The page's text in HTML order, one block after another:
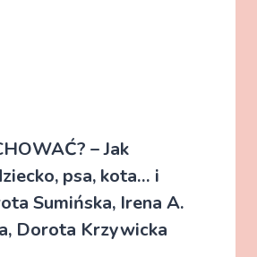
– Jak
psa, kota… i
Sumińska, Irena A.
Dorota Krzywicka